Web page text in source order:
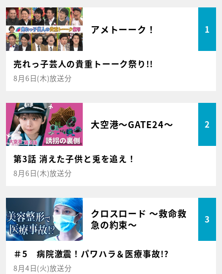
アメトーーク！ 1
売れっ子芸人の貴重トーーク祭り!!
8月6日(木)放送分
大空港～GATE24～ 2
第3話 消えた子供と兎を追え！
8月6日(木)放送分
クロスロード ～救命救
急の約束～
3
＃5 病院激震！パワハラ＆医療事故!?
8月4日(火)放送分